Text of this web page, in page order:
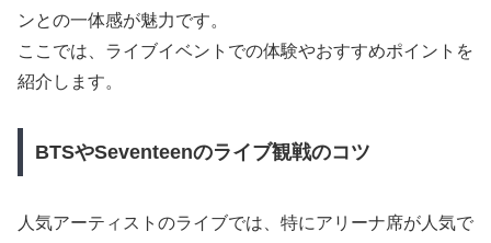
ンとの一体感が魅力です。
ここでは、ライブイベントでの体験やおすすめポイントを
紹介します。
BTSやSeventeenのライブ観戦のコツ
人気アーティストのライブでは、特にアリーナ席が人気で